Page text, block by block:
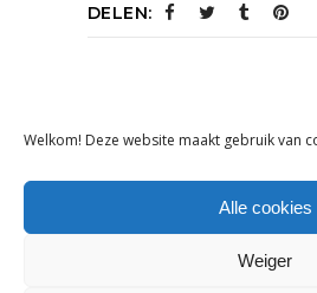
Welkom! Deze website maakt gebruik van
Alle cookies
Weiger
DELEN:
OOK INTERESSANT